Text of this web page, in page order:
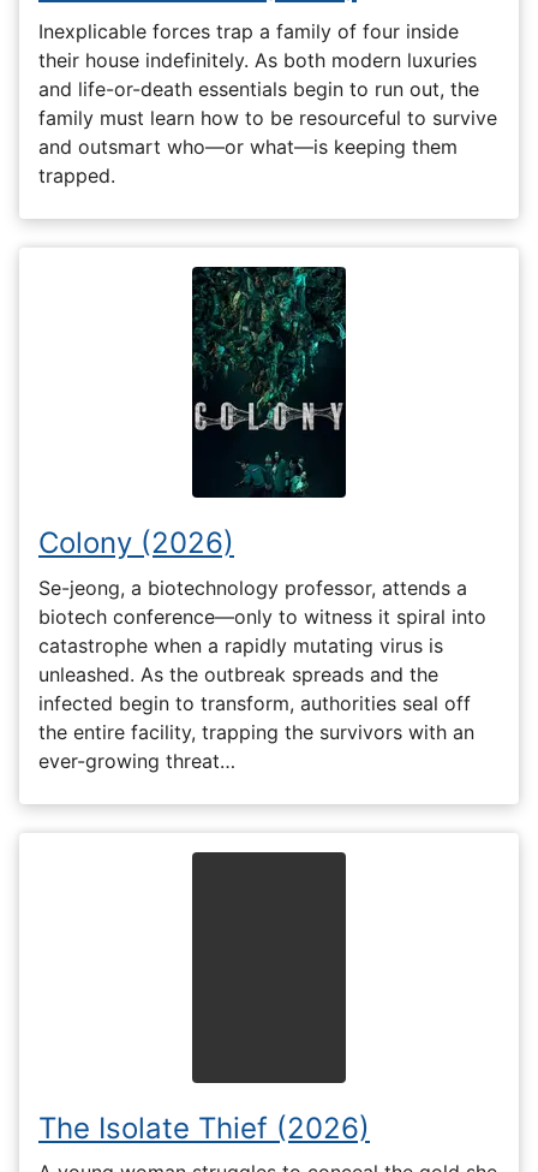
Inexplicable forces trap a family of four inside
their house indefinitely. As both modern luxuries
and life-or-death essentials begin to run out, the
family must learn how to be resourceful to survive
and outsmart who—or what—is keeping them
trapped.
Colony (2026)
Se-jeong, a biotechnology professor, attends a
biotech conference—only to witness it spiral into
catastrophe when a rapidly mutating virus is
unleashed. As the outbreak spreads and the
infected begin to transform, authorities seal off
the entire facility, trapping the survivors with an
ever-growing threat…
The Isolate Thief (2026)